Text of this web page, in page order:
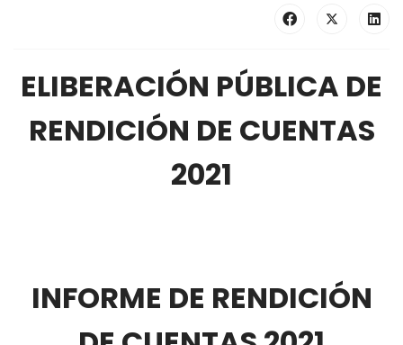
ELIBERACIÓN PÚBLICA DE
RENDICIÓN DE CUENTAS
2021
INFORME DE RENDICIÓN